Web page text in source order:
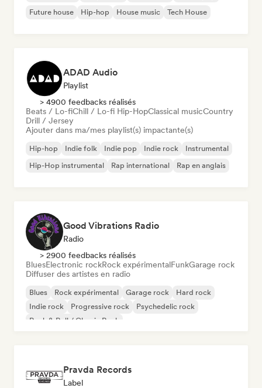
Future house
Hip-hop House music Tech House
ADAD Audio
Playlist
> 4900 feedbacks réalisés
Beats / Lo-fiChill / Lo-fi Hip-HopClassical musicCountry
Drill / Jersey
Ajouter dans ma/mes playlist(s) impactante(s)
Hip-hop Indie folk Indie pop Indie rock
Instrumental
Hip-Hop instrumental
Rap international Rap en anglais
Good Vibrations Radio
Radio
> 2900 feedbacks réalisés
BluesElectronic rockRock expérimentalFunkGarage rock
Diffuser des artistes en radio
Blues Rock expérimental Garage rock
Hard rock
Indie rock
Progressive rock
Psychedelic rock
Rock & Roll / Classic Rock
Pravda Records
Label